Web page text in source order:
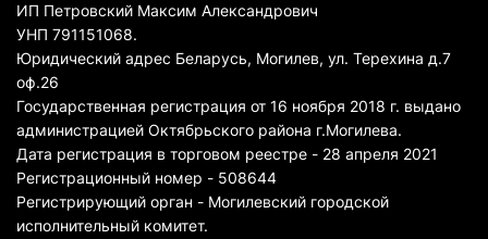
ИП Петровский Максим Александрович
УНП 791151068.
Юридический адрес Беларусь, Могилев, ул. Терехина д.7
оф.26
Государственная регистрация от 16 ноября 2018 г. выдано
администрацией Октябрьского района г.Могилева.
Дата регистрация в торговом реестре - 28 апреля 2021
Регистрационный номер - 508644
Регистрирующий орган - Могилевский городской
исполнительный комитет.